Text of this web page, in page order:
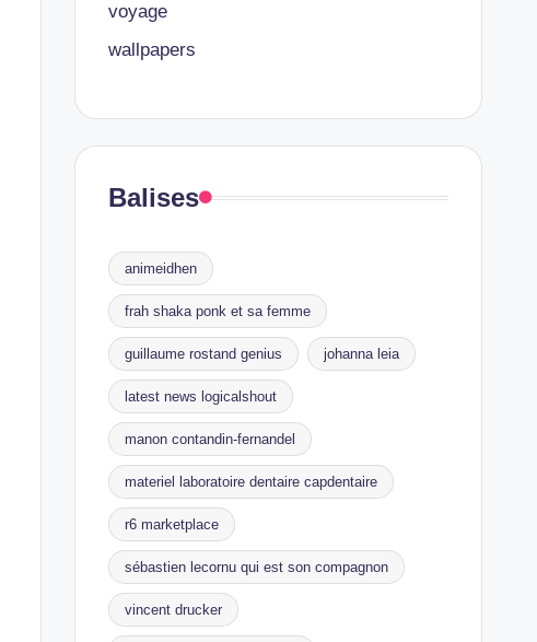
voyage
wallpapers
Balises
animeidhen
frah shaka ponk et sa femme
guillaume rostand genius johanna leia
latest news logicalshout
manon contandin-fernandel
materiel laboratoire dentaire capdentaire
r6 marketplace
sébastien lecornu qui est son compagnon
vincent drucker